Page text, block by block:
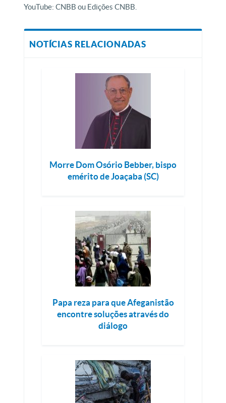
YouTube: CNBB ou Edições CNBB.
NOTÍCIAS RELACIONADAS
Morre Dom Osório Bebber, bispo
emérito de Joaçaba (SC)
Papa reza para que Afeganistão
encontre soluções através do
diálogo